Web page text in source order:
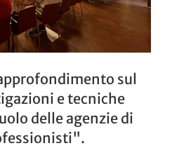
sul
e tecniche
delle agenzie di